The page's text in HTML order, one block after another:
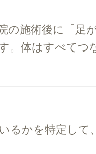
施術後に「足
。体はすべてつ
るかを特定して